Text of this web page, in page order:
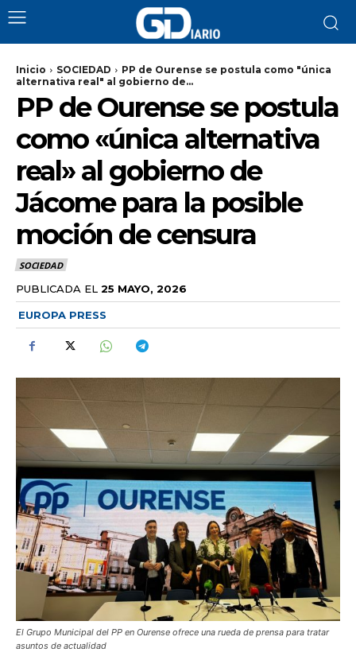
Inicio SOCIEDAD
PP de Ourense se postula como "única
alternativa real" al gobierno de...
PP de Ourense se postula
como «única alternativa
real» al gobierno de
Jácome para la posible
moción de censura
SOCIEDAD
PUBLICADA EL 25 MAYO, 2026
EUROPA PRESS
El Grupo Municipal del PP en Ourense ofrece una rueda de prensa para tratar
asuntos de actualidad